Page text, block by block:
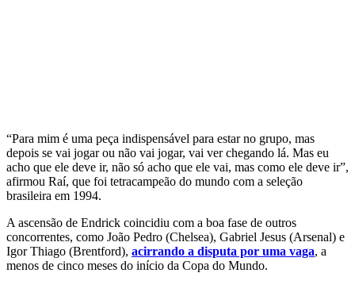
“Para mim é uma peça indispensável para estar no grupo, mas
depois se vai jogar ou não vai jogar, vai ver chegando lá. Mas eu
acho que ele deve ir, não só acho que ele vai, mas como ele deve ir”,
afirmou Raí, que foi tetracampeão do mundo com a seleção
brasileira em 1994.
A ascensão de Endrick coincidiu com a boa fase de outros
concorrentes, como João Pedro (Chelsea), Gabriel Jesus (Arsenal) e
Igor Thiago (Brentford), acirrando a disputa por uma vaga, a
menos de cinco meses do início da Copa do Mundo.